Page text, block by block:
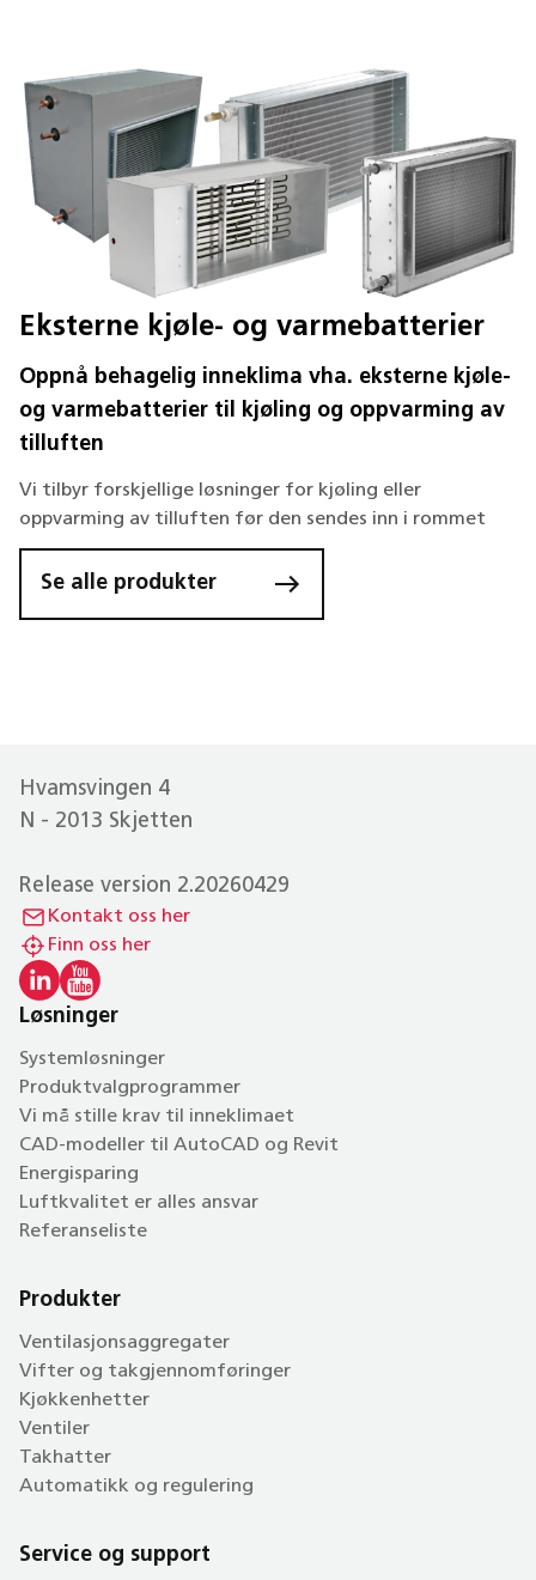
Eksterne kjøle- og varmebatterier
Oppnå behagelig inneklima vha. eksterne kjøle-
og varmebatterier til kjøling og oppvarming av
tilluften
Vi tilbyr forskjellige løsninger for kjøling eller
oppvarming av tilluften før den sendes inn i rommet
Se alle produkter
Hvamsvingen 4
N - 2013 Skjetten
Release version 2.20260429
Kontakt oss her
Finn oss her
Løsninger
Systemløsninger
Produktvalgprogrammer
Vi må stille krav til inneklimaet
CAD-modeller til AutoCAD og Revit
Energisparing
Luftkvalitet er alles ansvar
Referanseliste
Produkter
Ventilasjonsaggregater
Vifter og takgjennomføringer
Kjøkkenhetter
Ventiler
Takhatter
Automatikk og regulering
Service og support